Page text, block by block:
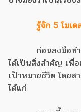
รู้จัก 5 โมเด
ก่อนลงมือท
ได้เป็นสิ่งสำคัญ เพื่
เป้าหมายชีวิต โดย
ได้แก่